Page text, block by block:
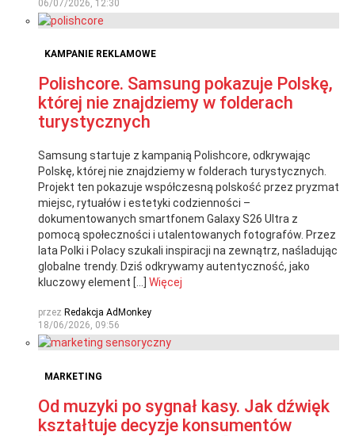
06/07/2026, 12:30
KAMPANIE REKLAMOWE
Polishcore. Samsung pokazuje Polskę,
której nie znajdziemy w folderach
turystycznych
Samsung startuje z kampanią Polishcore, odkrywając
Polskę, której nie znajdziemy w folderach turystycznych.
Projekt ten pokazuje współczesną polskość przez pryzmat
miejsc, rytuałów i estetyki codzienności –
dokumentowanych smartfonem Galaxy S26 Ultra z
pomocą społeczności i utalentowanych fotografów. Przez
lata Polki i Polacy szukali inspiracji na zewnątrz, naśladując
globalne trendy. Dziś odkrywamy autentyczność, jako
kluczowy element […] Więcej
przez Redakcja AdMonkey
18/06/2026, 09:56
MARKETING
Od muzyki po sygnał kasy. Jak dźwięk
kształtuje decyzje konsumentów